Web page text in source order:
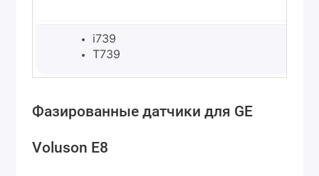
i739
T739
Фазированные датчики для GE
Voluson E8